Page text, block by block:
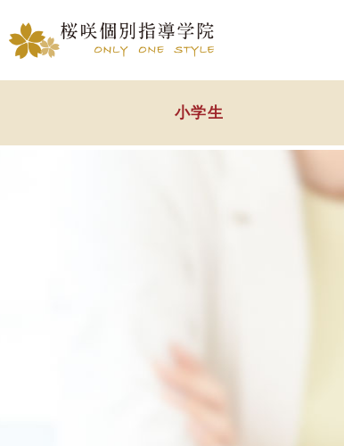
小学生